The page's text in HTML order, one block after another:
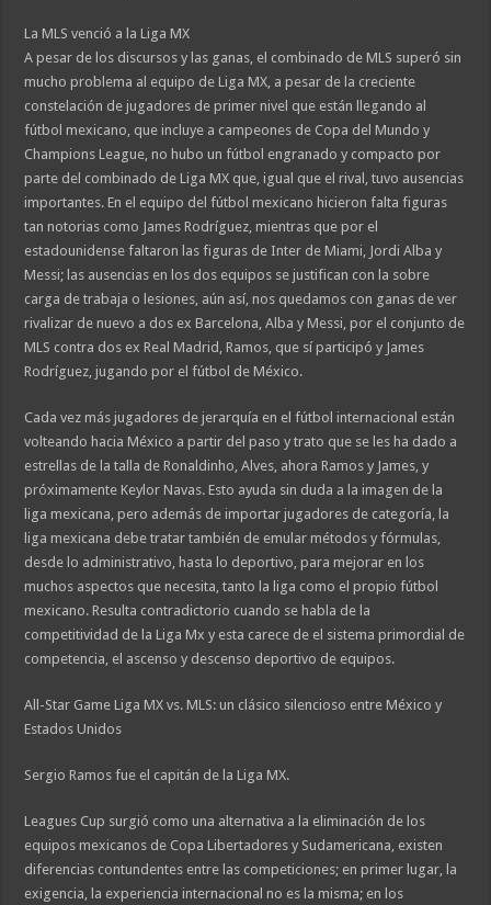
La MLS venció a la Liga MX
A pesar de los discursos y las ganas, el combinado de MLS superó sin
mucho problema al equipo de Liga MX, a pesar de la creciente
constelación de jugadores de primer nivel que están llegando al
fútbol mexicano, que incluye a campeones de Copa del Mundo y
Champions League, no hubo un fútbol engranado y compacto por
parte del combinado de Liga MX que, igual que el rival, tuvo ausencias
importantes. En el equipo del fútbol mexicano hicieron falta figuras
tan notorias como James Rodríguez, mientras que por el
estadounidense faltaron las figuras de Inter de Miami, Jordi Alba y
Messi; las ausencias en los dos equipos se justifican con la sobre
carga de trabaja o lesiones, aún así, nos quedamos con ganas de ver
rivalizar de nuevo a dos ex Barcelona, Alba y Messi, por el conjunto de
MLS contra dos ex Real Madrid, Ramos, que sí participó y James
Rodríguez, jugando por el fútbol de México.
Cada vez más jugadores de jerarquía en el fútbol internacional están
volteando hacia México a partir del paso y trato que se les ha dado a
estrellas de la talla de Ronaldinho, Alves, ahora Ramos y James, y
próximamente Keylor Navas. Esto ayuda sin duda a la imagen de la
liga mexicana, pero además de importar jugadores de categoría, la
liga mexicana debe tratar también de emular métodos y fórmulas,
desde lo administrativo, hasta lo deportivo, para mejorar en los
muchos aspectos que necesita, tanto la liga como el propio fútbol
mexicano. Resulta contradictorio cuando se habla de la
competitividad de la Liga Mx y esta carece de el sistema primordial de
competencia, el ascenso y descenso deportivo de equipos.
All-Star Game Liga MX vs. MLS: un clásico silencioso entre México y
Estados Unidos
Sergio Ramos fue el capitán de la Liga MX.
Leagues Cup surgió como una alternativa a la eliminación de los
equipos mexicanos de Copa Libertadores y Sudamericana, existen
diferencias contundentes entre las competiciones; en primer lugar, la
exigencia, la experiencia internacional no es la misma; en los